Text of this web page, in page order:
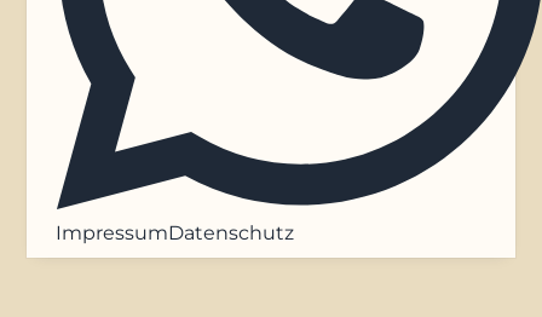
ImpressumDatenschutz